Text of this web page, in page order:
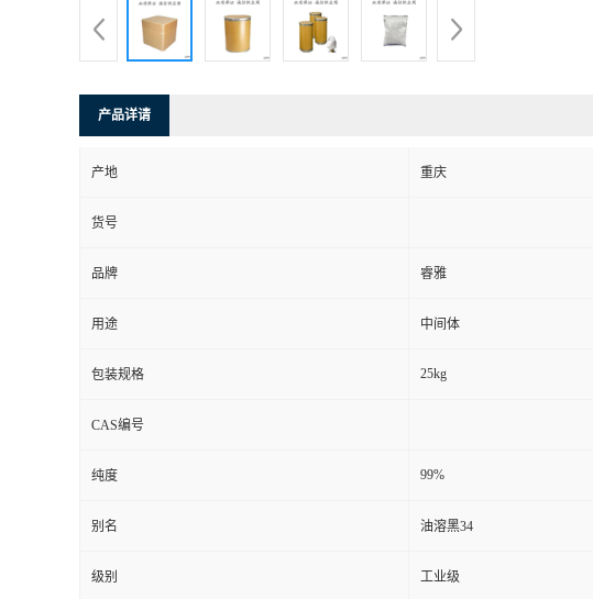
产品详请
产地 重庆
货号
品牌 睿雅
用途 中间体
包装规格 25kg
CAS编号
纯度 99%
别名 油溶黑34
级别 工业级